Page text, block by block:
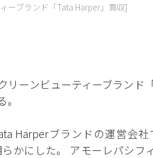
ーブランド「Tata Harper」買収]
ーンビューティーブランド「
Harperブランドの運営会社
かにした。 アモーレパシフ